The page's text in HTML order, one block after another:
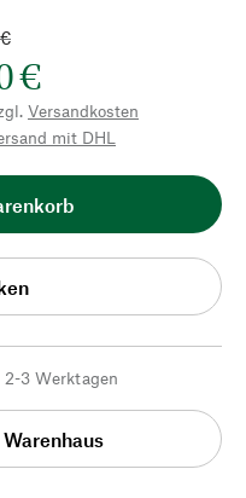
€
Versandkosten
mit DHL
3 Werktagen